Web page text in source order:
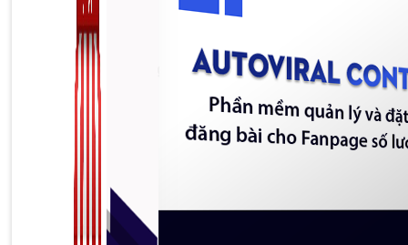
Zalo Marketing
104 bài viết
New